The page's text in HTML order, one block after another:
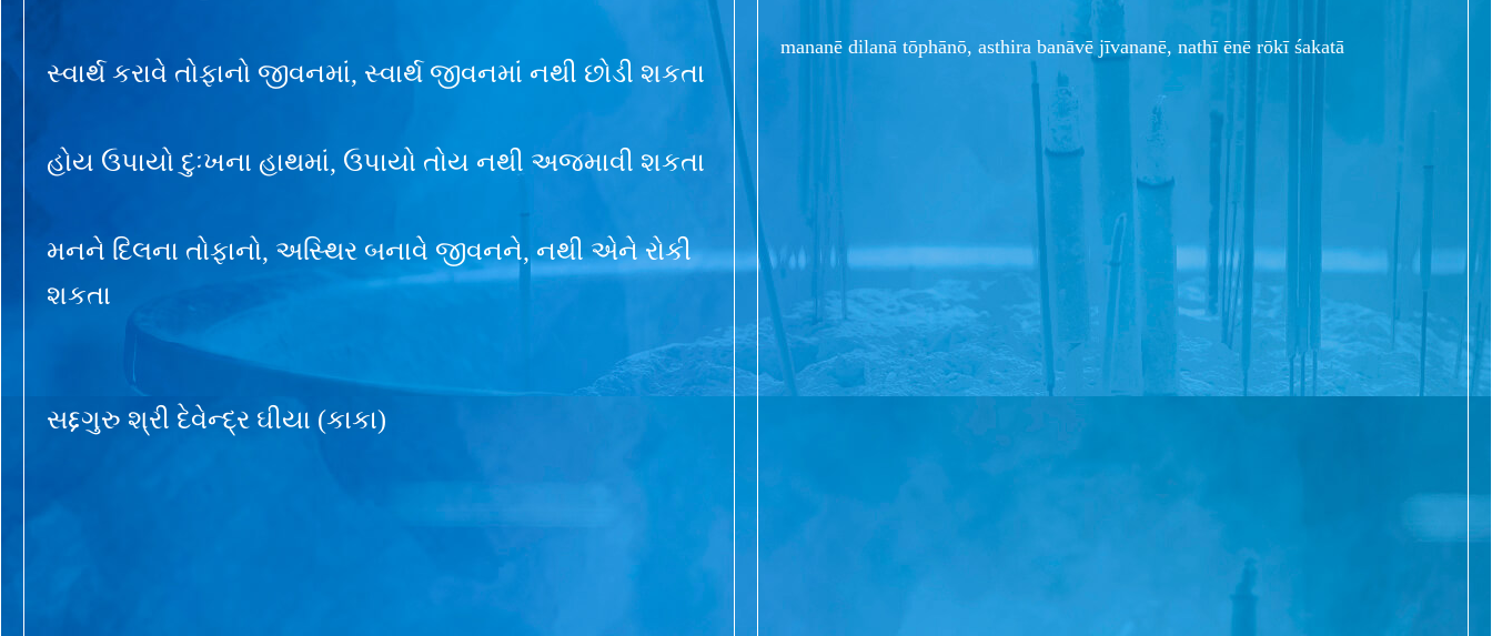
સ્વાર્થ કરાવે તોફાનો જીવનમાં, સ્વાર્થ જીવનમાં નથી છોડી શકતા
હોય ઉપાયો દુઃખના હાથમાં, ઉપાયો તોય નથી અજમાવી શકતા
મનને દિલના તોફાનો, અસ્થિર બનાવે જીવનને, નથી એને રોકી
શકતા
સદ્દગુરુ શ્રી દેવેન્દ્ર ઘીયા (કાકા)
mananē dilanā tōphānō, asthira banāvē jīvananē, nathī ēnē rōkī śakatā